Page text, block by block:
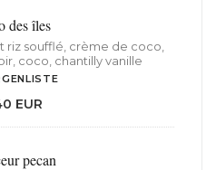
des îles
riz soufflé, crème de coco,
coco, chantilly vanille
EUR
pecan